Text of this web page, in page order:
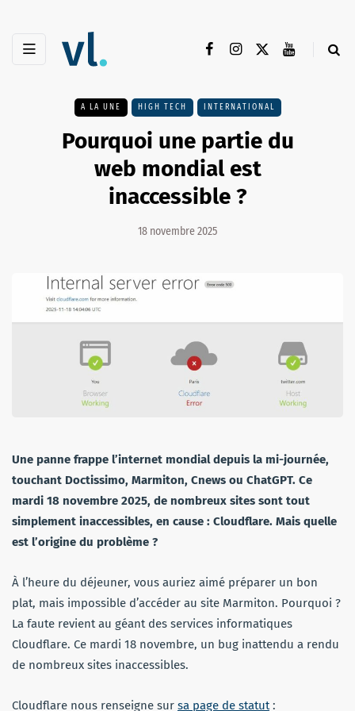
A LA UNE HIGH TECH INTERNATIONAL
Pourquoi une partie du
web mondial est
inaccessible ?
18 novembre 2025
Une panne frappe l’internet mondial depuis la mi-journée,
touchant Doctissimo, Marmiton, Cnews ou ChatGPT. Ce
mardi 18 novembre 2025, de nombreux sites sont tout
simplement inaccessibles, en cause : Cloudflare. Mais quelle
est l’origine du problème ?
À l’heure du déjeuner, vous auriez aimé préparer un bon
plat, mais impossible d’accéder au site Marmiton. Pourquoi ?
La faute revient au géant des services informatiques
Cloudflare. Ce mardi 18 novembre, un bug inattendu a rendu
de nombreux sites inaccessibles.
Cloudflare nous renseigne sur sa page de statut: